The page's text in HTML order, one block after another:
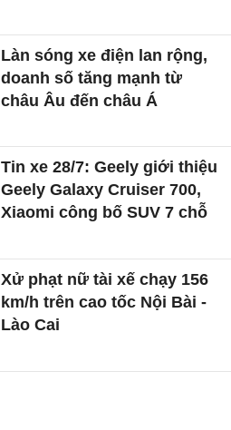
Làn sóng xe điện lan rộng,
doanh số tăng mạnh từ
châu Âu đến châu Á
Tin xe 28/7: Geely giới thiệu
Geely Galaxy Cruiser 700,
Xiaomi công bố SUV 7 chỗ
Xử phạt nữ tài xế chạy 156
km/h trên cao tốc Nội Bài -
Lào Cai